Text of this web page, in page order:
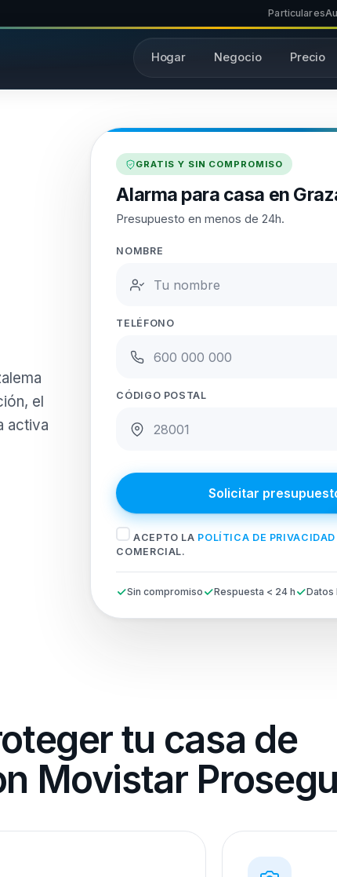
Particulares
Hogar Negocio Precio
el
activa
GRATIS Y SIN COMPROMISO
Alarma para casa en
Presupuesto en menos de 24h.
NOMBRE
TELÉFONO
CÓDIGO POSTAL
Solicitar
ACEPTO LA POLÍTICA DE PRIVACIDAD
COMERCIAL.
Sin compromiso Respuesta < 24 h Datos
tu casa de
Movistar